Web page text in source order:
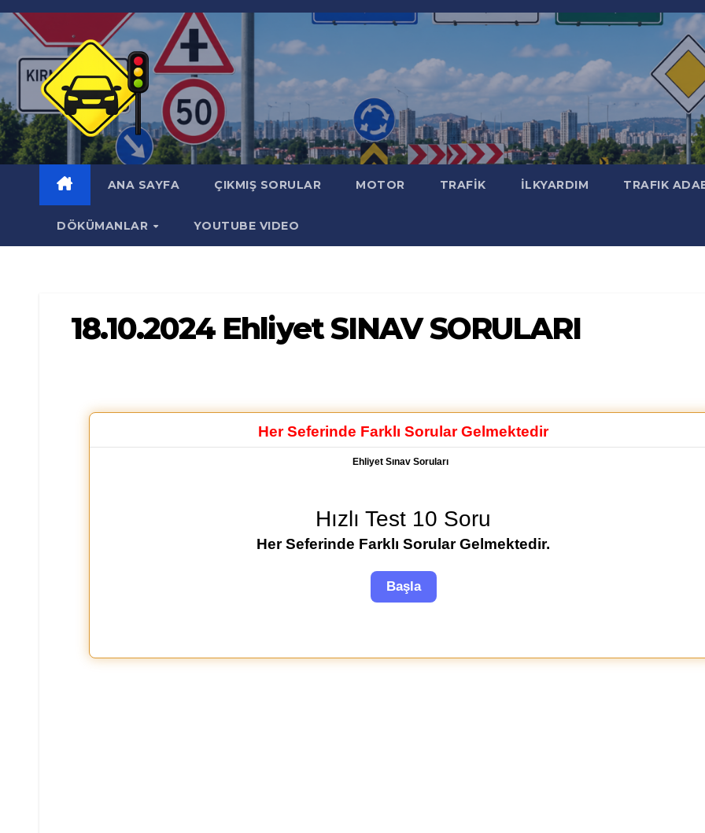
Skip
content
ANA SAYFA ÇIKMIŞ SORULAR MOTOR TRAFİK İLKYARDIM TRAFIK
DÖKÜMANLAR YOUTUBE VIDEO
18.10.2024 Ehliyet SINAV SORULARI
Her Seferinde Farklı Sorular Gelmektedir
Ehliyet Sınav Soruları
Hızlı Test 10 Soru
Her Seferinde Farklı Sorular Gelmektedir.